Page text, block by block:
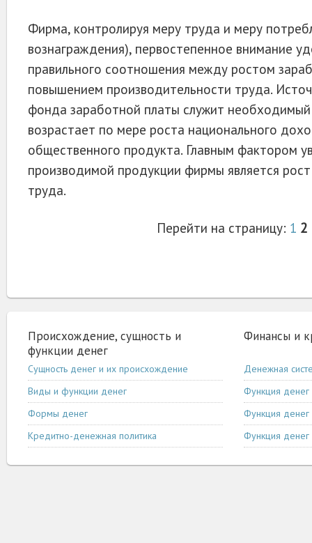
Фирма, контролируя меру труда и меру
вознаграждения), первостепенное вни­мание
правильного соотношения между ростом
повышени­ем производительности труда.
фонда заработной платы служит
возрастает по мере роста национального
общественного про­дукта. Главным фактором
производимой продукции фирмы является
труда.
Перейти на страницу: 1 2
Происхождение, сущность и
функции денег
Сущность денег и их происхождение
Виды и функции денег
Формы денег
Кредитно-денежная политика
Финансы и
Денежная
Функция денег
Функция денег
Функция денег